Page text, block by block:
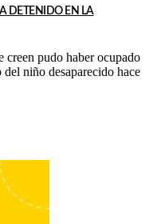
DETENIDO EN LA
pudo haber ocupado
niño desaparecido hace